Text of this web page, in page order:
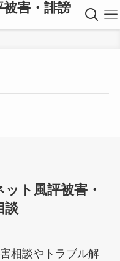
害・誹謗
ト風評被害・
談
相談やトラブル解